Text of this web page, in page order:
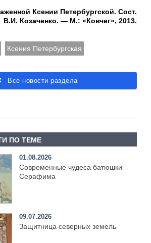
Ксении Петербургской. Сост.
В.И. Козаченко. — М.: «Ковчег», 2013.
Ксения Петербургская
Все новости раздела
ПО ТЕМЕ
01.08.2026
Современные чудеса батюшки
Серафима
09.07.2026
Защитница северных земель